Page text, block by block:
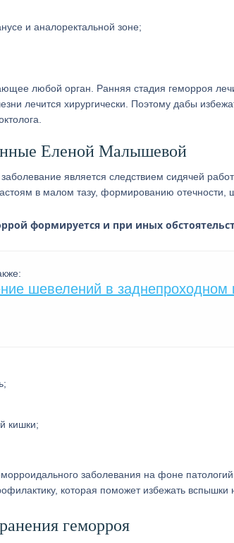
и аналоректальной зоне;
любой орган. Ранняя стадия геморроя
лечится хирургически. Поэтому дабы
Еленой Малышевой
является следствием сидячей
в малом тазу, формированию
формируется и при иных
шевелений в заднепроходном
кишки;
заболевания на фоне
которая поможет избежать вспышки
геморроя